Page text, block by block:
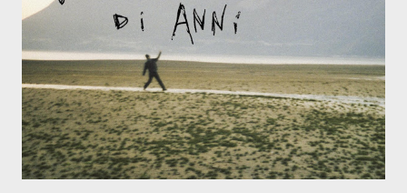
moglie, del senso di sconfitta e del caldo afoso che opprime,
giusta condizione di sopraffazione: "Non so che ora è, che giorno
è, di questa estate che...". E' raro fare uscire come singolo una
cover, ma...